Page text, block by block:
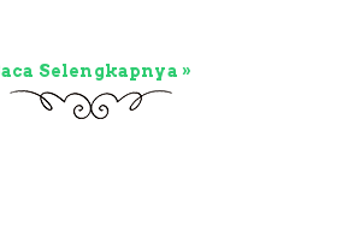
Selengkapnya »